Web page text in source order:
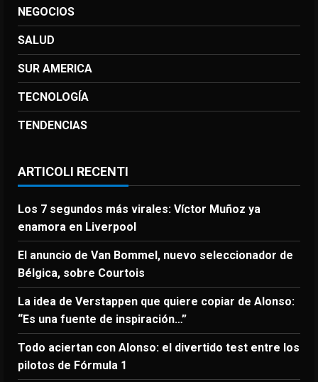
NEGOCIOS
SALUD
SUR AMERICA
TECNOLOGÍA
TENDENCIAS
ARTICOLI RECENTI
Los 7 segundos más virales: Víctor Muñoz ya
enamora en Liverpool
El anuncio de Van Bommel, nuevo seleccionador de
Bélgica, sobre Courtois
La idea de Verstappen que quiere copiar de Alonso:
“Es una fuente de inspiración…”
Todo aciertan con Alonso: el divertido test entre los
pilotos de Fórmula 1